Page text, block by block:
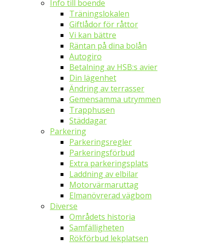
Info till boende
Träningslokalen
Giftlådor för råttor
Vi kan bättre
Räntan på dina bolån
Autogiro
Betalning av HSB:s avier
Din lägenhet
Ändring av terrasser
Gemensamma utrymmen
Trapphusen
Städdagar
Parkering
Parkeringsregler
Parkeringsförbud
Extra parkeringsplats
Laddning av elbilar
Motorvärmaruttag
Elmanövrerad vägbom
Diverse
Områdets historia
Samfälligheten
Rökförbud lekplatsen